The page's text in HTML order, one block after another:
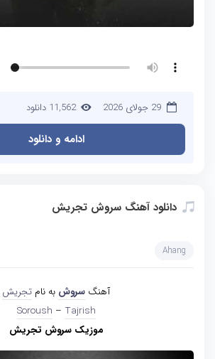
29 جولای 2026 11,562 دانلود
ادامه و دانلود
دانلود آهنگ سروش تجریش
Ahang
آهنگ سروش به نام تجریش
Soroush – Tajrish
موزیک سروش تجریش